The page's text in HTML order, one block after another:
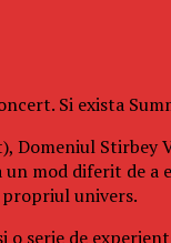
Si exista
Domeniul
un mod diferit de
univers.
o serie de